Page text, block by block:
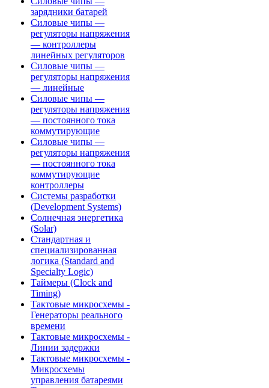
зарядники батарей
Силовые чипы —
регуляторы напряжения
— контроллеры
линейных регуляторов
Силовые чипы —
регуляторы напряжения
— линейные
Силовые чипы —
регуляторы напряжения
— постоянного тока
коммутирующие
Силовые чипы —
регуляторы напряжения
— постоянного тока
коммутирующие
контроллеры
Системы разработки
(Development Systems)
Солнечная энергетика
(Solar)
Стандартная и
специализированная
логика (Standard and
Specialty Logic)
Таймеры (Clock and
Timing)
Тактовые микросхемы -
Генераторы реального
времени
Тактовые микросхемы -
Линии задержки
Тактовые микросхемы -
Микросхемы
управления батареями